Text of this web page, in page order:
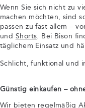
Wenn Sie sich nicht zu
machen möchten, sind
passen zu fast allem –
und Shorts. Bei Bison
täglichem Einsatz und
Schlicht, funktional und
Günstig einkaufen –
Wir bieten regelmäßig